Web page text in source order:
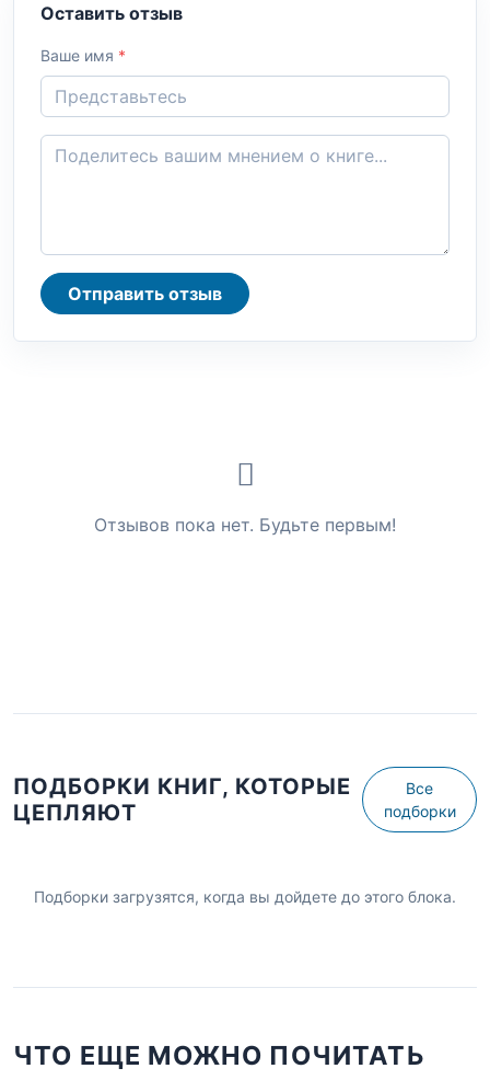
Оставить отзыв
Ваше имя *
Отправить отзыв
Отзывов пока нет. Будьте первым!
ПОДБОРКИ КНИГ, КОТОРЫЕ
ЦЕПЛЯЮТ
Все
подборки
Подборки загрузятся, когда вы дойдете до этого блока.
ЧТО ЕЩЕ МОЖНО ПОЧИТАТЬ